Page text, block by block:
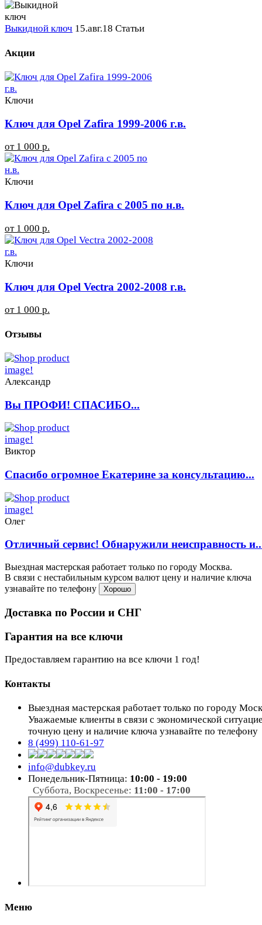
Выкидной ключ 15.авг.18 Статьи
Акции
Ключи
Ключ для Opel Zafira 1999-2006 г.в.
от 1 000 р.
Ключи
Ключ для Opel Zafira с 2005 по н.в.
от 1 000 р.
Ключи
Ключ для Opel Vectra 2002-2008 г.в.
от 1 000 р.
Отзывы
Александр
Вы ПРОФИ! СПАСИБО...
Виктор
Спасибо огромное Екатерине за консультацию...
Олег
Отличный сервис! Обнаружили неисправность
Выездная мастерская работает только по городу Москва.
В связи с нестабильным курсом валют цену и наличие ключа
узнавайте по телефону
Хорошо
Доставка по России и СНГ
Гарантия на все ключи
Предоставляем гарантию на все ключи 1 год!
Контакты
Выездная мастерская работает только по городу
Уважаемые клиенты в связи с экономической
точную цену и наличие ключа узнавайте по телефону
8 (499) 110-61-97
info@dubkey.ru
Понедельник-Пятница: 10:00 - 19:00
Суббота, Воскресенье: 11:00 - 17:00
Меню